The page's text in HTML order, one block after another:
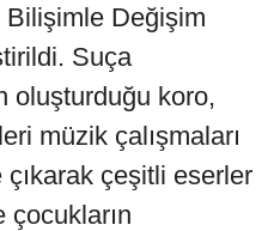
Değişim
Suça
oluşturduğu koro,
müzik çalışmaları
çeşitli eserler